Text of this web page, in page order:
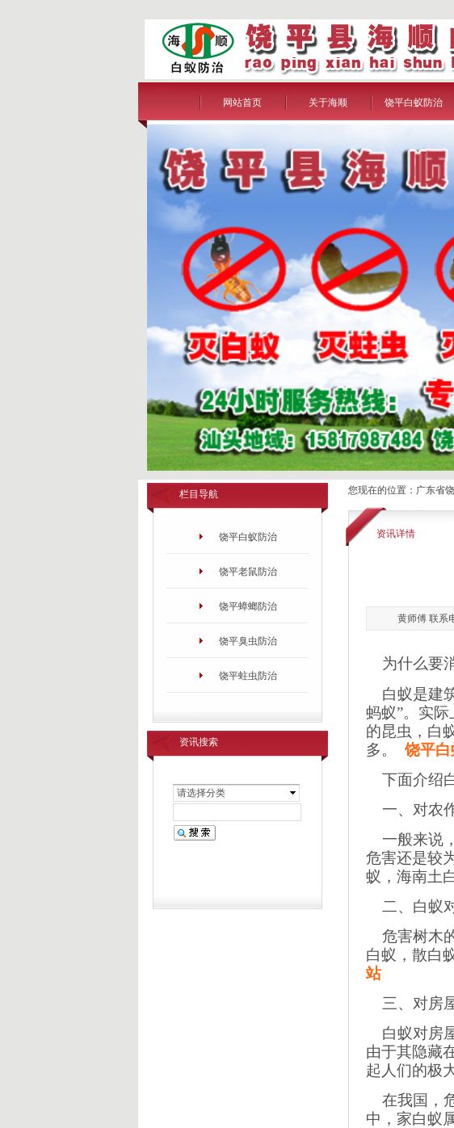
网站首页 关于海顺 饶平白蚁防治
栏目导航
饶平白蚁防治
饶平老鼠防治
饶平蟑螂防治
饶平臭虫防治
饶平蛀虫防治
您现在的位置： 广东省
资讯搜索
请选择分类
资讯详情
黄师傅 联系
为什么要
白蚁是建
蚂蚁”。实
的昆虫，白
多。饶平
下面介绍
一、对农
一般来说
危害还是较
蚁，海南土
二、白蚁
危害树木
白蚁，散白
站
三、对房
白蚁对房
由于其隐藏
起人们的极
在我国，
中，家白蚁